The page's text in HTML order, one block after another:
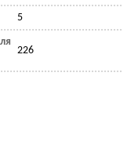
5
226